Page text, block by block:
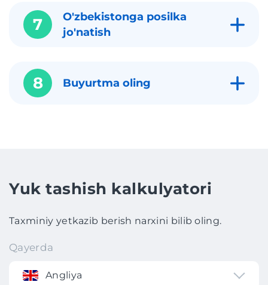
7
O'zbekistonga posilka
jo'natish
8 Buyurtma oling
Yuk tashish kalkulyatori
Taxminiy yetkazib berish narxini bilib oling.
Qayerda
Angliya